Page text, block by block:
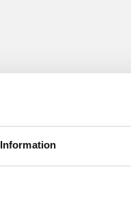
Information